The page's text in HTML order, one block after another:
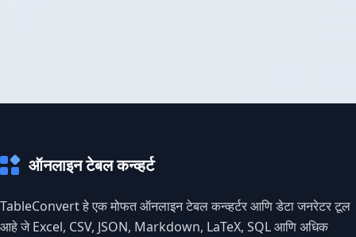
ऑनलाइन टेबल कन्व्हर्ट
TableConvert हे एक मोफत ऑनलाइन टेबल कन्व्हर्टर आणि डेटा जनरेटर टूल
आहे जे Excel, CSV, JSON, Markdown, LaTeX, SQL आणि अधिक